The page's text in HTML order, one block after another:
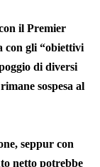
il Premier
con gli “obiettivi
di diversi
sospesa al
seppur con
netto potrebbe